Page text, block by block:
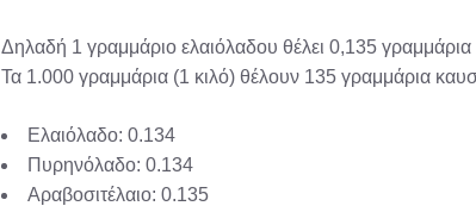
Δηλαδή 1 γραμμάριο ελαιόλαδου θέλει 0,135
Τα 1.000 γραμμάρια (1 κιλό) θέλουν 135 γραμμάρια
Ελαιόλαδο: 0.134
Πυρηνόλαδο: 0.134
Αραβοσιτέλαιο: 0.135